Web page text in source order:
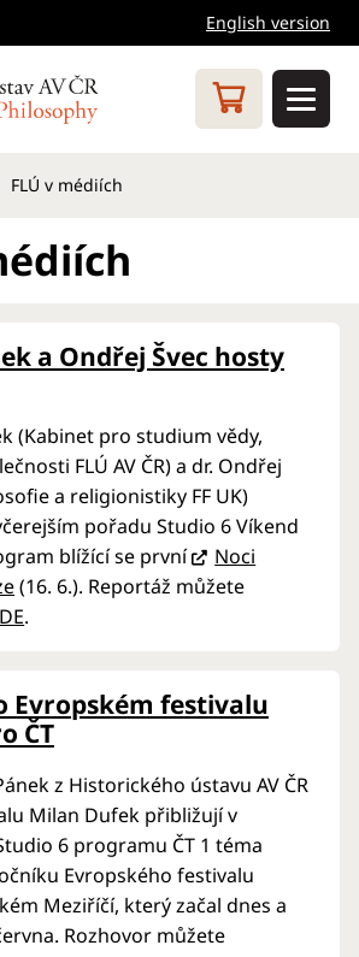
English version
FLÚ v médiích
a Ondřej Švec hosty
(Kabinet pro studium vědy,
FLÚ AV ČR) a dr. Ondřej
a religionistiky FF UK)
pořadu Studio 6 Víkend
blížící se první
Noci
(16. 6.). Reportáž můžete
.
Evropském festivalu
ČT
z Historického ústavu AV ČR
Milan Dufek přibližují v
6 programu ČT 1 téma
Evropského festivalu
Meziříčí, který začal dnes a
Rozhovor můžete